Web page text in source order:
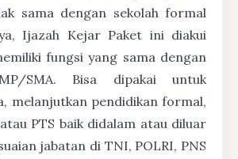
sama dengan sekolah formal
Ijazah Kejar Paket ini diakui
fungsi yang sama dengan
SMA. Bisa dipakai untuk
melanjutkan pendidikan formal,
PTS baik didalam atau diluar
jabatan di TNI, POLRI, PNS